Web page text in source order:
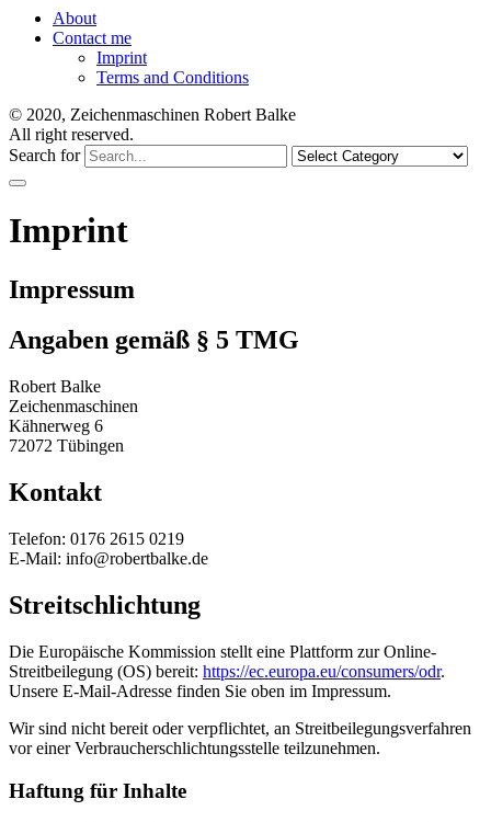
About
Contact me
Imprint
Terms and Conditions
© 2020, Zeichenmaschinen Robert Balke
All right reserved.
Search for
Imprint
Impressum
Angaben gemäß § 5 TMG
Robert Balke
Zeichenmaschinen
Kähnerweg 6
72072 Tübingen
Kontakt
Telefon: 0176 2615 0219
E-Mail: info@robertbalke.de
Streitschlichtung
Die Europäische Kommission stellt eine Plattform zur Online-
Streitbeilegung (OS) bereit: https://ec.europa.eu/consumers/odr.
Unsere E-Mail-Adresse finden Sie oben im Impressum.
Wir sind nicht bereit oder verpflichtet, an Streitbeilegungsverfahren
vor einer Verbraucherschlichtungsstelle teilzunehmen.
Haftung für Inhalte